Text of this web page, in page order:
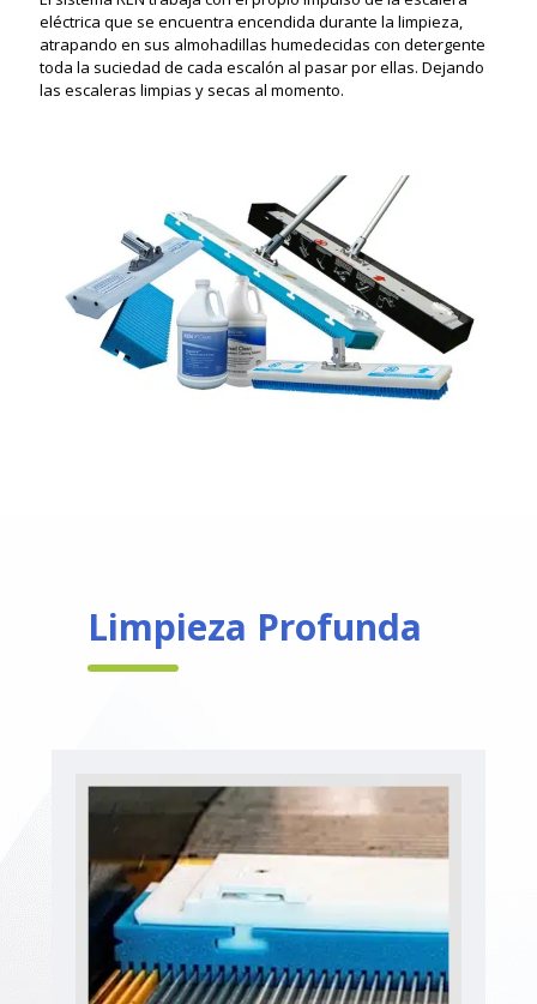
eléctrica que se encuentra encendida durante la limpieza,
atrapando en sus almohadillas humedecidas con detergente
toda la suciedad de cada escalón al pasar por ellas. Dejando
las escaleras limpias y secas al momento.
Limpieza Profunda